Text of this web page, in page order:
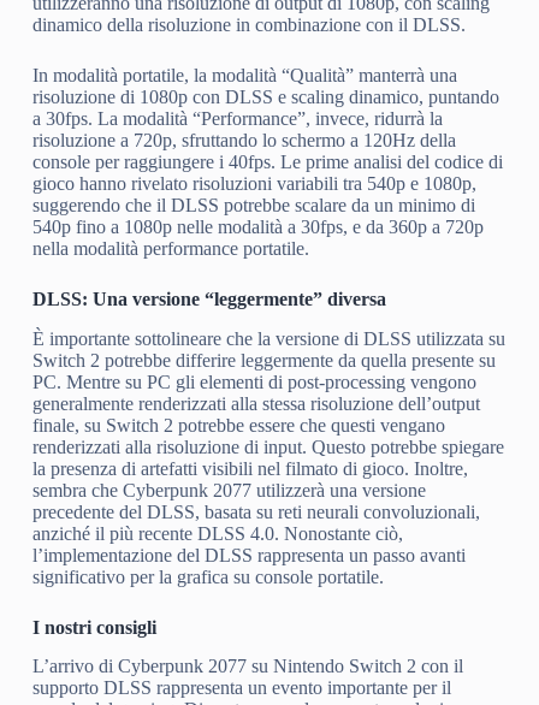
dinamico della risoluzione in combinazione con il DLSS.
In modalità portatile, la modalità “Qualità” manterrà una
risoluzione di 1080p con DLSS e scaling dinamico, puntando
a 30fps. La modalità “Performance”, invece, ridurrà la
risoluzione a 720p, sfruttando lo schermo a 120Hz della
console per raggiungere i 40fps. Le prime analisi del codice di
gioco hanno rivelato risoluzioni variabili tra 540p e 1080p,
suggerendo che il DLSS potrebbe scalare da un minimo di
540p fino a 1080p nelle modalità a 30fps, e da 360p a 720p
nella modalità performance portatile.
DLSS: Una versione “leggermente” diversa
È importante sottolineare che la versione di DLSS utilizzata su
Switch 2 potrebbe differire leggermente da quella presente su
PC. Mentre su PC gli elementi di post-processing vengono
generalmente renderizzati alla stessa risoluzione dell’output
finale, su Switch 2 potrebbe essere che questi vengano
renderizzati alla risoluzione di input. Questo potrebbe spiegare
la presenza di artefatti visibili nel filmato di gioco. Inoltre,
sembra che Cyberpunk 2077 utilizzerà una versione
precedente del DLSS, basata su reti neurali convoluzionali,
anziché il più recente DLSS 4.0. Nonostante ciò,
l’implementazione del DLSS rappresenta un passo avanti
significativo per la grafica su console portatile.
I nostri consigli
L’arrivo di Cyberpunk 2077 su Nintendo Switch 2 con il
supporto DLSS rappresenta un evento importante per il